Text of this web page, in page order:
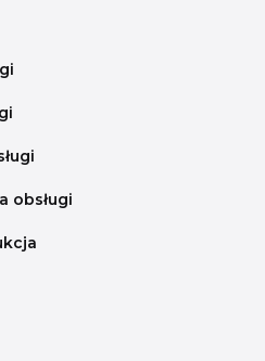
obsługi